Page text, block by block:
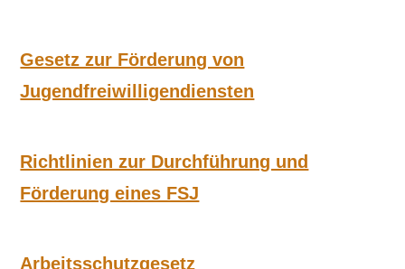
Gesetz zur Förderung von
Jugendfreiwilligendiensten
Richtlinien zur Durchführung und
Förderung eines FSJ
Arbeitsschutzgesetz